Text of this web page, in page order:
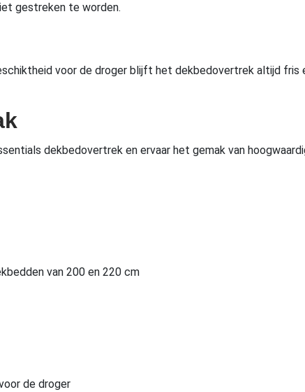
gestreken te worden.
voor de droger blijft het dekbedovertrek altijd
dekbedovertrek en ervaar het gemak van
van 200 en 220 cm
de droger